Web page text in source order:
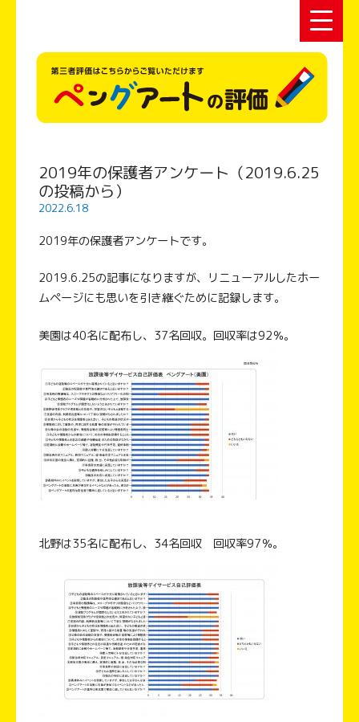
2019年の保護者アンケート（2019.6.25
の投稿から）
2022.6.18
2019年の保護者アンケートです。
2019.6.25の記事になりますが、リニューアルしたホー
ムページにも思いを引き継ぐために記録します。
美園は40名に配布し、37名回収。回収率は92％。
北野は35名に配布し、34名回収 回収率97％。